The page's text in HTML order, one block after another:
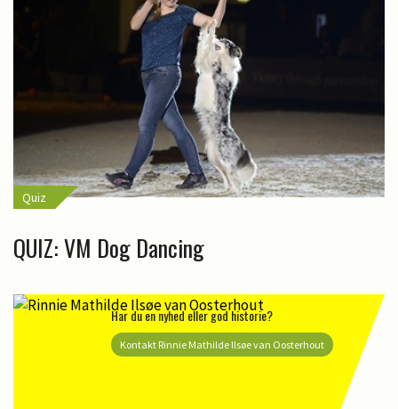
Quiz
QUIZ: VM Dog Dancing
Har du en nyhed eller god historie?
Kontakt Rinnie Mathilde Ilsøe van Oosterhout